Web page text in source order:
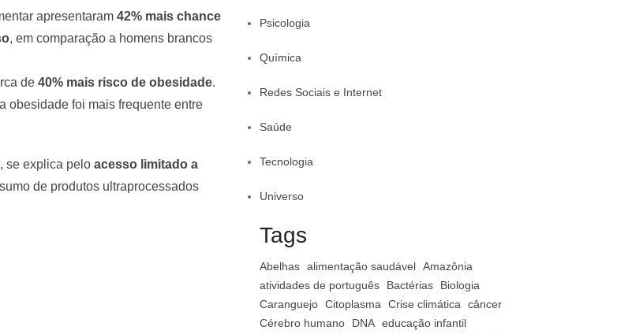
apresentaram 42% mais chance
, em comparação a homens brancos
de 40% mais risco de obesidade.
obesidade foi mais frequente entre
se explica pelo acesso limitado a
de produtos ultraprocessados
Psicologia
Química
Redes Sociais e Internet
Saúde
Tecnologia
Universo
Tags
Abelhas alimentação saudável Amazônia
atividades de português
Bactérias
Biologia
Caranguejo Citoplasma Crise climática
câncer
Cérebro humano
DNA educação infantil